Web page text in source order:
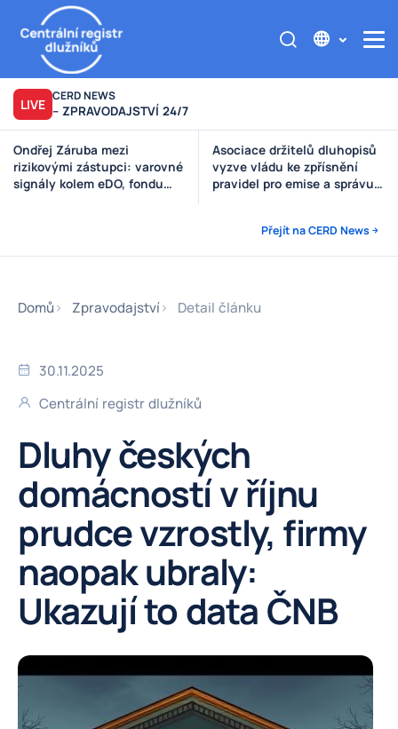
LIVE CERD NEWS
– ZPRAVODAJSTVÍ 24/7
Asociace držitelů dluhopisů
vyzve vládu ke zpřísnění
pravidel pro emise a správu
Výzva poškozeným věřitelům
Štěpánek Auto
Přejít na CERD News
Domů Zpravodajství Detail článku
30.11.2025
Centrální registr dlužníků
Dluhy českých
domácností v říjnu
prudce vzrostly, firmy
naopak ubraly:
Ukazují to data ČNB